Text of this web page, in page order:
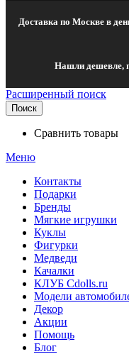
Доставка по Москве в
Нашли дешевле,
Расширенный поиск
Поиск
Сравнить товары
Меню
Контакты
Подарки
Бренды
Мягкие игрушки
Куклы
Фигурки
Медведи
Качалки
КЛУБ Cdolls.ru
Модели
Декор
Акции
Помощь
Блог